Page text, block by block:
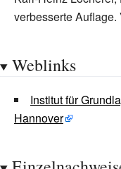
verbesserte Auflage.
Weblinks
Institut für
Hannover